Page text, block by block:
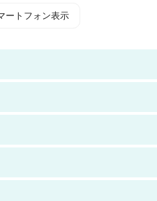
ートフォン表示